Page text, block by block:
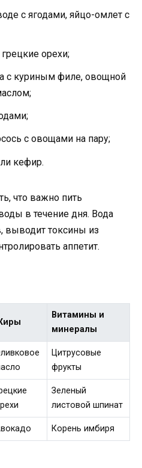
с ягодами, яйцо-омлет с
орехи;
с куриным филе, овощной
с овощами на пару;
кефир.
что важно пить
в течение дня. Вода
выводит токсины из
аппетит.
Витамины и
минералы
Цитрусовые
фрукты
Зеленый
листовой шпинат
Корень имбиря